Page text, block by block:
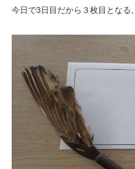
今日で3日目だから３枚目となる。